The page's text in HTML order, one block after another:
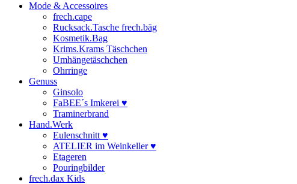
Mode & Accessoires
frech.cape
Rucksack.Tasche frech.bäg
Kosmetik.Bag
Krims.Krams Täschchen
Umhängetäschchen
Ohrringe
Genuss
Ginsolo
FaBEE´s Imkerei ♥
Traminerbrand
Hand.Werk
Eulenschnitt ♥
ATELIER im Weinkeller ♥
Etageren
Pouringbilder
frech.dax Kids